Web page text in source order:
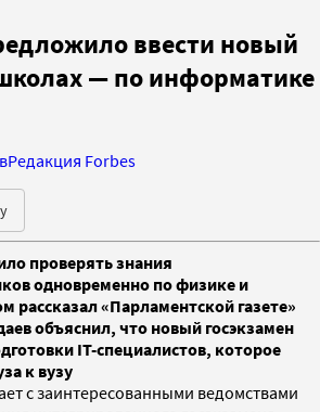
ввести новый
— по информатике
Редакция Forbes
проверять знания
одновременно по физике и
рассказал «Парламентской газете»
объяснил, что новый госэкзамен
IT-cпециалистов, которое
к вузу
с заинтересованными ведомствами